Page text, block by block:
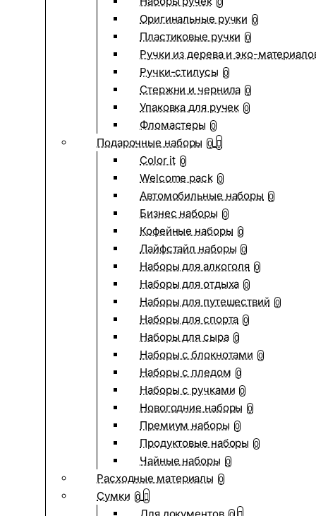
0
Оригинальные ручки 0
Пластиковые ручки 0
Ручки из дерева и эко-
Ручки-стилусы 0
Стержни и чернила 0
Упаковка для ручек 0
Фломастеры 0
Подарочные наборы 0
Color it 0
Welcome pack 0
Автомобильные наборы 0
Бизнес наборы 0
Кофейные наборы 0
Лайфстайл наборы 0
Наборы для алкоголя 0
Наборы для отдыха 0
Наборы для путешествий 0
Наборы для спорта 0
Наборы для сыра 0
Наборы с блокнотами 0
Наборы с пледом 0
Наборы с ручками 0
Новогодние наборы 0
Премиум наборы 0
Продуктовые наборы 0
Чайные наборы 0
Расходные материалы 0
Сумки 0